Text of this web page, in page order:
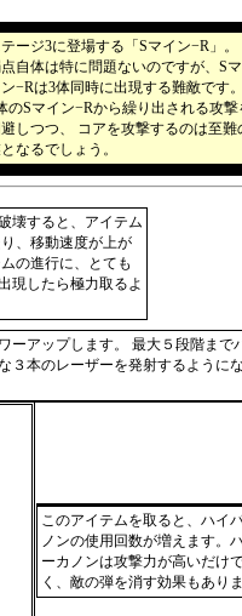
ージ3に登場する「Sマイン−R」。
自体は特に問題ないのですが、Sマ
−Rは3体同時に出現する難敵です。
のSマイン−Rから繰り出される攻撃
避しつつ、 コアを攻撃するのは至難
なるでしょう。
壊すると、アイテム
、移動速度が上が
の進行に、とても
現したら極力取るよ
ーアップします。 最大５段階まで
３本のレーザーを発射するように
このアイテムを取ると、ハイ
ノンの使用回数が増えます。
ーカノンは攻撃力が高いだけ
く、敵の弾を消す効果もありま